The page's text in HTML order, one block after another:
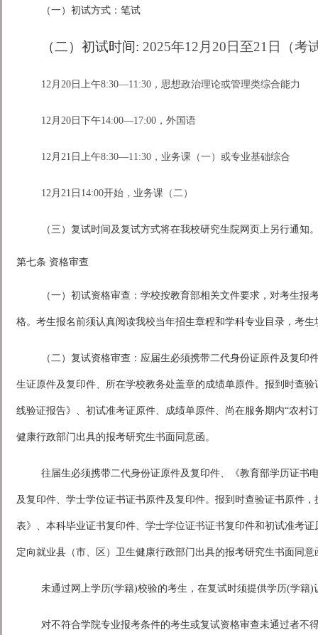
（一）初试方式：笔试
（二）初试时间: 2025年12月20日至21日（考
12月20日上午8:30—11:30，思想政治理论或管理类综合能力
12月20日下午14:00—17:00，外国语
12月21日上午8:30—11:30，业务课（一）或专业基础综合
12月21日14:00开始，业务课（二）
（三）复试时间及复试方式将在我校研究生院网页上另行通知
第七条 资格审查
（一）初试资格审查：学校按教育部相关文件要求，对考生
格。考生报名前须认真阅读我校当年招生章程和学科专业目录，考
（二）复试资格审查：应届生必须携带二代身份证原件及复
生证原件及复印件、所在学校教务处盖章的成绩单原件。报到时查
线验证报告》、初试准考证原件、成绩单原件、尚在服务期内“农村
健康行政部门出具的报考研究生书面同意函。
往届生必须携带二代身份证原件及复印件、《教育部学历证书
及复印件、学士学位证书证书原件及复印件。报到时查验证书原件
表》、本科毕业证书复印件、学士学位证书证书复印件和初试准考
定向就业县（市、区）卫生健康行政部门出具的报考研究生书面同意
未通过网上学历(学籍)校验的考生，在复试时须提供学历(学籍
对不符合学院专业报考条件的考生或复试资格审查未通过者不